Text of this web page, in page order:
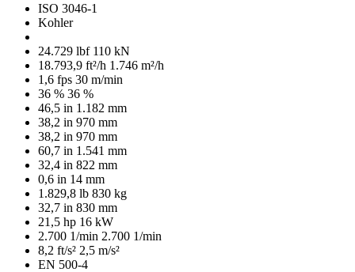
ISO 3046-1
Kohler
24.729 lbf 110 kN
18.793,9 ft²/h 1.746 m²/h
1,6 fps 30 m/min
36 % 36 %
46,5 in 1.182 mm
38,2 in 970 mm
38,2 in 970 mm
60,7 in 1.541 mm
32,4 in 822 mm
0,6 in 14 mm
1.829,8 lb 830 kg
32,7 in 830 mm
21,5 hp 16 kW
2.700 1/min 2.700 1/min
8,2 ft/s² 2,5 m/s²
EN 500-4